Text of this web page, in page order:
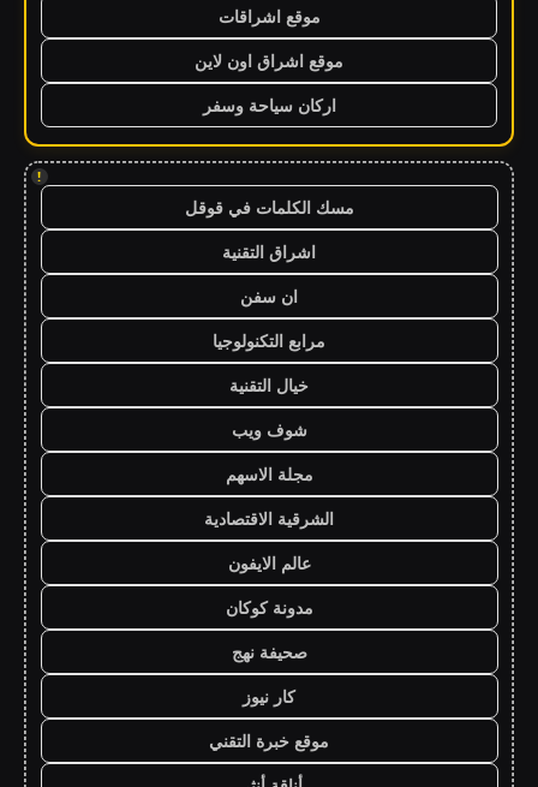
موقع اشراقات
موقع اشراق اون لاين
اركان سياحة وسفر
!
مسك الكلمات في قوقل
اشراق التقنية
ان سفن
مرابع التكنولوجيا
خيال التقنية
شوف ويب
مجلة الاسهم
الشرقية الاقتصادية
عالم الايفون
مدونة كوكان
صحيفة نهج
كار نيوز
موقع خبرة التقني